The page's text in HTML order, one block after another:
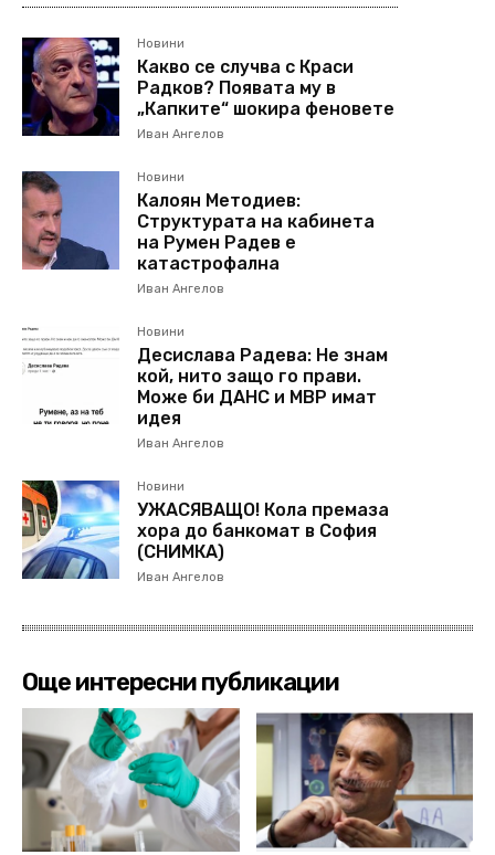
Новини
Какво се случва с Краси
Радков? Появата му в
„Капките“ шокира феновете
Иван Ангелов
Новини
Калоян Методиев:
Структурата на кабинета
на Румен Радев е
катастрофална
Иван Ангелов
Новини
Десислава Радева: Не знам
кой, нито защо го прави.
Може би ДАНС и МВР имат
идея
Иван Ангелов
Новини
УЖАСЯВАЩО! Кола премаза
хора до банкомат в София
(СНИМКА)
Иван Ангелов
Още интересни публикации